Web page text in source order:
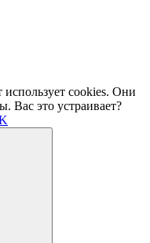
cookies. Они
Вас это устраивает?